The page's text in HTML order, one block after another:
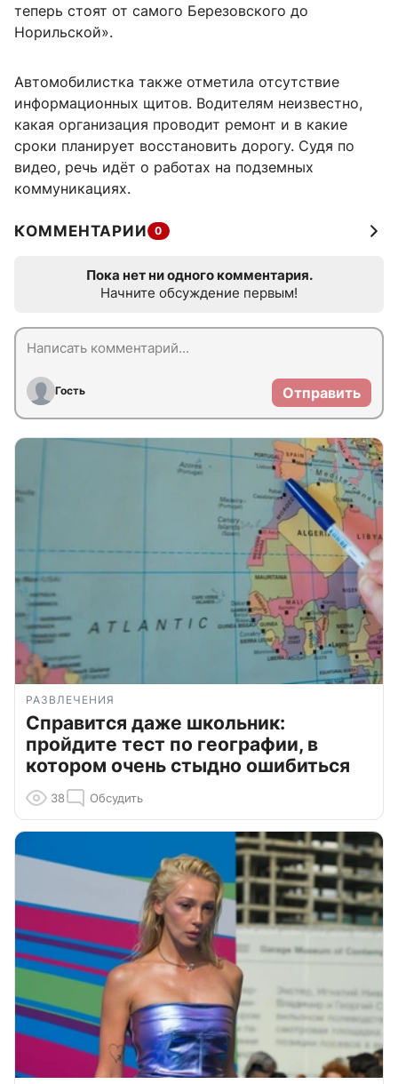
теперь стоят от самого Березовского до
Норильской».
Автомобилистка также отметила отсутствие
информационных щитов. Водителям неизвестно,
какая организация проводит ремонт и в какие
сроки планирует восстановить дорогу. Судя по
видео, речь идёт о работах на подземных
коммуникациях.
КОММЕНТАРИИ 0
Пока нет ни одного комментария.
Начните обсуждение первым!
Гость Отправить
РАЗВЛЕЧЕНИЯ
Справится даже школьник:
пройдите тест по географии, в
котором очень стыдно ошибиться
38 Обсудить